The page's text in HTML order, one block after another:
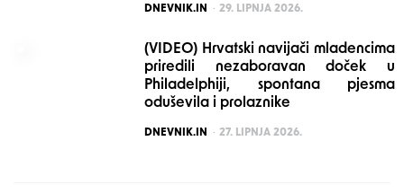
POSTED
DNEVNIK.IN 29. LIPNJA 2026.
(VIDEO) Hrvatski navijači mladencima
priredili nezaboravan doček u
Philadelphiji, spontana pjesma
oduševila i prolaznike
POSTED
DNEVNIK.IN 27. LIPNJA 2026.